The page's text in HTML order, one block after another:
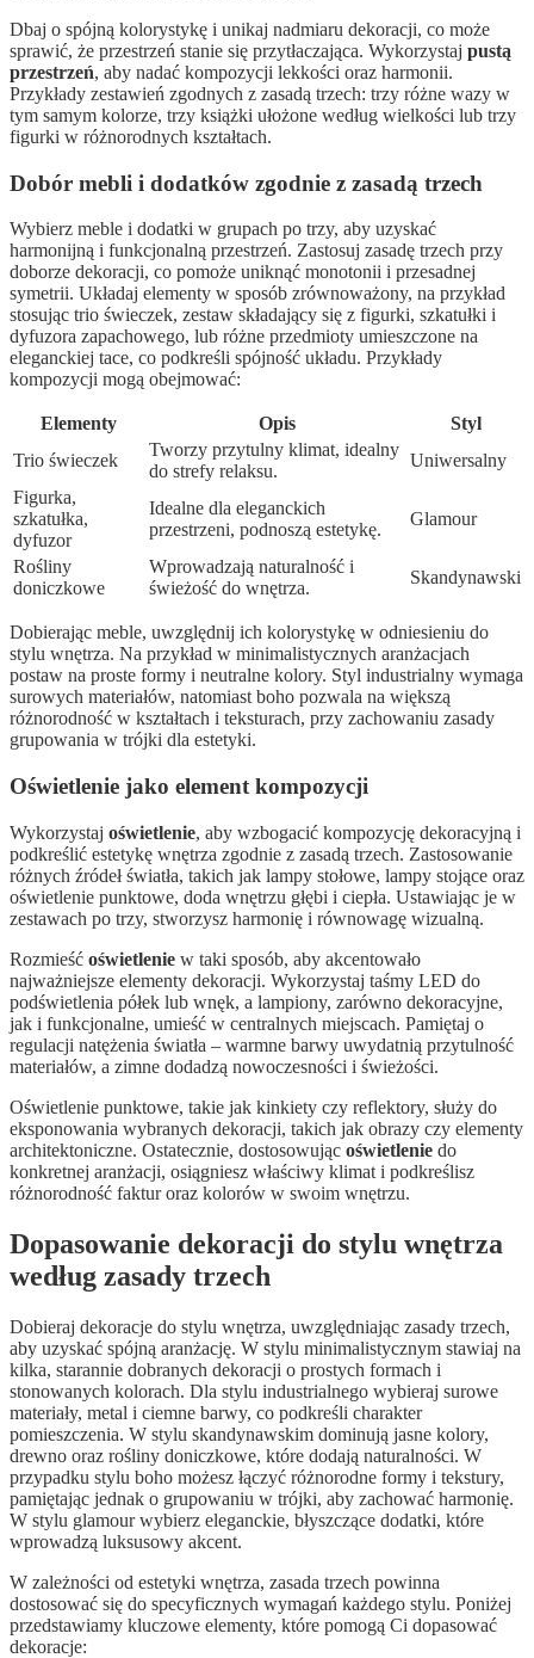
Dbaj o spójną kolorystykę i unikaj nadmiaru dekoracji, co może
sprawić, że przestrzeń stanie się przytłaczająca. Wykorzystaj pustą
przestrzeń, aby nadać kompozycji lekkości oraz harmonii.
Przykłady zestawień zgodnych z zasadą trzech: trzy różne wazy w
tym samym kolorze, trzy książki ułożone według wielkości lub trzy
figurki w różnorodnych kształtach.
Dobór mebli i dodatków zgodnie z zasadą trzech
Wybierz meble i dodatki w grupach po trzy, aby uzyskać
harmonijną i funkcjonalną przestrzeń. Zastosuj zasadę trzech przy
doborze dekoracji, co pomoże uniknąć monotonii i przesadnej
symetrii. Układaj elementy w sposób zrównoważony, na przykład
stosując trio świeczek, zestaw składający się z figurki, szkatułki i
dyfuzora zapachowego, lub różne przedmioty umieszczone na
eleganckiej tace, co podkreśli spójność układu. Przykłady
kompozycji mogą obejmować:
Elementy Opis
Styl
Trio świeczek
Tworzy przytulny klimat, idealny
do strefy relaksu.
Uniwersalny
Figurka,
szkatułka,
dyfuzor
Idealne dla eleganckich
przestrzeni, podnoszą estetykę.
Glamour
Rośliny
doniczkowe
Wprowadzają naturalność i
świeżość do wnętrza.
Skandynawski
Dobierając meble, uwzględnij ich kolorystykę w odniesieniu do
stylu wnętrza. Na przykład w minimalistycznych aranżacjach
postaw na proste formy i neutralne kolory. Styl industrialny wymaga
surowych materiałów, natomiast boho pozwala na większą
różnorodność w kształtach i teksturach, przy zachowaniu zasady
grupowania w trójki dla estetyki.
Oświetlenie jako element kompozycji
Wykorzystaj oświetlenie, aby wzbogacić kompozycję dekoracyjną i
podkreślić estetykę wnętrza zgodnie z zasadą trzech. Zastosowanie
różnych źródeł światła, takich jak lampy stołowe, lampy stojące oraz
oświetlenie punktowe, doda wnętrzu głębi i ciepła. Ustawiając je w
zestawach po trzy, stworzysz harmonię i równowagę wizualną.
Rozmieść oświetlenie w taki sposób, aby akcentowało
najważniejsze elementy dekoracji. Wykorzystaj taśmy LED do
podświetlenia półek lub wnęk, a lampiony, zarówno dekoracyjne,
jak i funkcjonalne, umieść w centralnych miejscach. Pamiętaj o
regulacji natężenia światła – warmne barwy uwydatnią przytulność
materiałów, a zimne dodadzą nowoczesności i świeżości.
Oświetlenie punktowe, takie jak kinkiety czy reflektory, służy do
eksponowania wybranych dekoracji, takich jak obrazy czy elementy
architektoniczne. Ostatecznie, dostosowując oświetlenie do
konkretnej aranżacji, osiągniesz właściwy klimat i podkreślisz
różnorodność faktur oraz kolorów w swoim wnętrzu.
Dopasowanie dekoracji do stylu wnętrza
według zasady trzech
Dobieraj dekoracje do stylu wnętrza, uwzględniając zasady trzech,
aby uzyskać spójną aranżację. W stylu minimalistycznym stawiaj na
kilka, starannie dobranych dekoracji o prostych formach i
stonowanych kolorach. Dla stylu industrialnego wybieraj surowe
materiały, metal i ciemne barwy, co podkreśli charakter
pomieszczenia. W stylu skandynawskim dominują jasne kolory,
drewno oraz rośliny doniczkowe, które dodają naturalności. W
przypadku stylu boho możesz łączyć różnorodne formy i tekstury,
pamiętając jednak o grupowaniu w trójki, aby zachować harmonię.
W stylu glamour wybierz eleganckie, błyszczące dodatki, które
wprowadzą luksusowy akcent.
W zależności od estetyki wnętrza, zasada trzech powinna
dostosować się do specyficznych wymagań każdego stylu. Poniżej
przedstawiamy kluczowe elementy, które pomogą Ci dopasować
dekoracje: